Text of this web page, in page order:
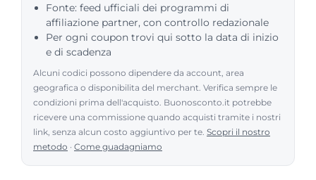
Fonte: feed ufficiali dei programmi di
affiliazione partner, con controllo redazionale
Per ogni coupon trovi qui sotto la data di inizio
e di scadenza
Alcuni codici possono dipendere da account, area
geografica o disponibilita del merchant. Verifica sempre le
condizioni prima dell'acquisto. Buonosconto.it potrebbe
ricevere una commissione quando acquisti tramite i nostri
link, senza alcun costo aggiuntivo per te. Scopri il nostro
metodo · Come guadagniamo